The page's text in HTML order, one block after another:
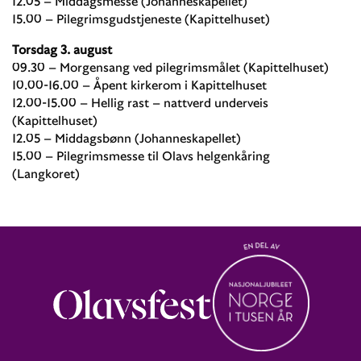
15.00 – Pilegrimsgudstjeneste (Kapittelhuset)
Torsdag 3. august
09.30 – Morgensang ved pilegrimsmålet (Kapittelhuset)
10.00-16.00 – Åpent kirkerom i Kapittelhuset
12.00-15.00 – Hellig rast – nattverd underveis
(Kapittelhuset)
12.05 – Middagsbønn (Johanneskapellet)
15.00 – Pilegrimsmesse til Olavs helgenkåring
(Langkoret)